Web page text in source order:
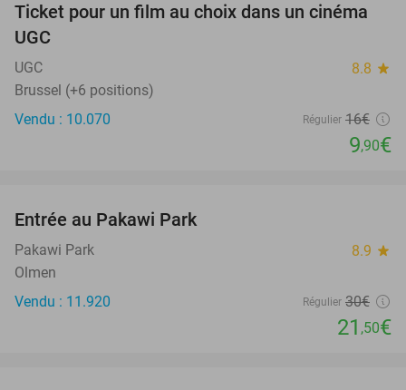
38%
Ticket pour un film au choix dans un cinéma
UGC
UGC 8.8 star
Brussel (+6 positions)
Vendu : 10.070
Régulier 16€
9,90€
Entrée au Pakawi Park
Pakawi Park 8.9 star
Olmen
Vendu : 11.920
Régulier 30€
21 ,50€